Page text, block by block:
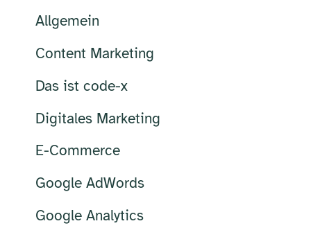
Allgemein
Content Marketing
Das ist code-x
Digitales Marketing
E-Commerce
Google AdWords
Google Analytics